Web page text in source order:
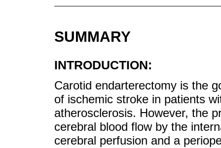
SUMMARY
INTRODUCTION:
Carotid endarterectomy is the
of ischemic stroke in patients
atherosclerosis. However, the
cerebral blood flow by the
cerebral perfusion and a